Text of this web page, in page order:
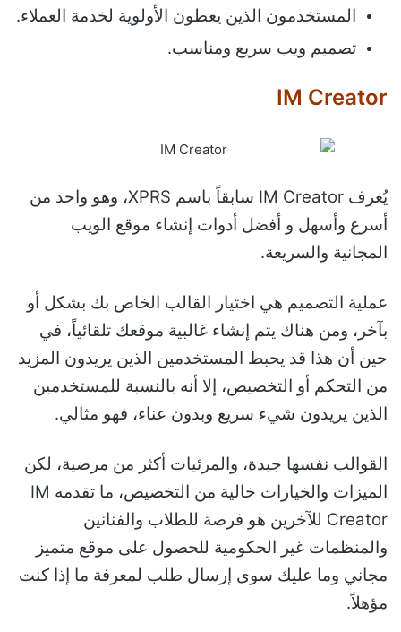
المستخدمون الذين يعطون الأولوية لخدمة العملاء.
تصميم ويب سريع ومناسب.
IM Creator
يُعرف IM Creator سابقاً باسم XPRS، وهو واحد من
أسرع وأسهل و أفضل أدوات إنشاء موقع الويب
المجانية والسريعة.
عملية التصميم هي اختيار القالب الخاص بك بشكل أو
بآخر، ومن هناك يتم إنشاء غالبية موقعك تلقائياً، في
حين أن هذا قد يحبط المستخدمين الذين يريدون المزيد
من التحكم أو التخصيص، إلا أنه بالنسبة للمستخدمين
الذين يريدون شيء سريع وبدون عناء، فهو مثالي.
القوالب نفسها جيدة، والمرئيات أكثر من مرضية، لكن
الميزات والخيارات خالية من التخصيص، ما تقدمه IM
Creator للآخرين هو فرصة للطلاب والفنانين
والمنظمات غير الحكومية للحصول على موقع متميز
مجاني وما عليك سوى إرسال طلب لمعرفة ما إذا كنت
مؤهلاً.